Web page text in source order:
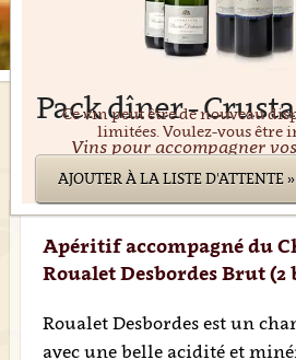
Pack dîner -
Vins pour accompagner
Ce vin peut être de nouveau
limitées. Voulez-vous être
AJOUTER À LA LISTE D'ATTENTE »
Apéritif accompagné du
Roualet Desbordes Brut (2
Roualet Desbordes est un
avec une belle acidité et